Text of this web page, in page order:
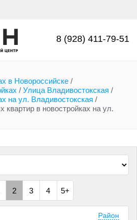
8 (928) 411-79-51
в Новороссийске /
/ Улица Владивостокская /
на ул. Владивостокская /
в новостройках на ул.
2 3 4 5+
Район